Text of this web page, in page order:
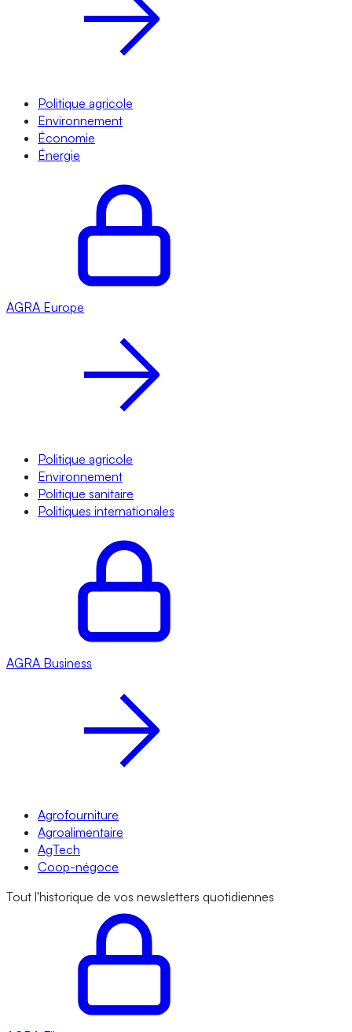
Politique agricole
Environnement
Économie
Énergie
AGRA Europe
Politique agricole
Environnement
Politique sanitaire
Politiques internationales
AGRA Business
Agrofourniture
Agroalimentaire
AgTech
Coop-négoce
Tout l'historique de vos newsletters quotidiennes